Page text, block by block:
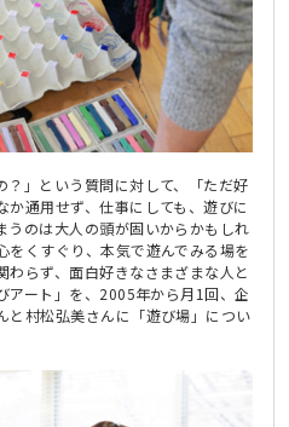
？」という質問に対して、「ただ好
通用せず、仕事にしても、遊びに
うのは大人の頭が固いからかもしれ
をくすぐり、本気で遊んでみる場を
らず、面白好きなさまざまな人と
アート」を、2005年から月1回、企
と村松弘美さんに「遊び場」につい